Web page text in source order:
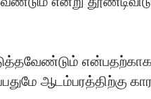
ஆடம்பரத்திற்கு